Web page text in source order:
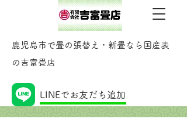
鹿児島市で畳の張替え・新畳なら国産表
の吉富畳店
LINEでお友だち追加
記事